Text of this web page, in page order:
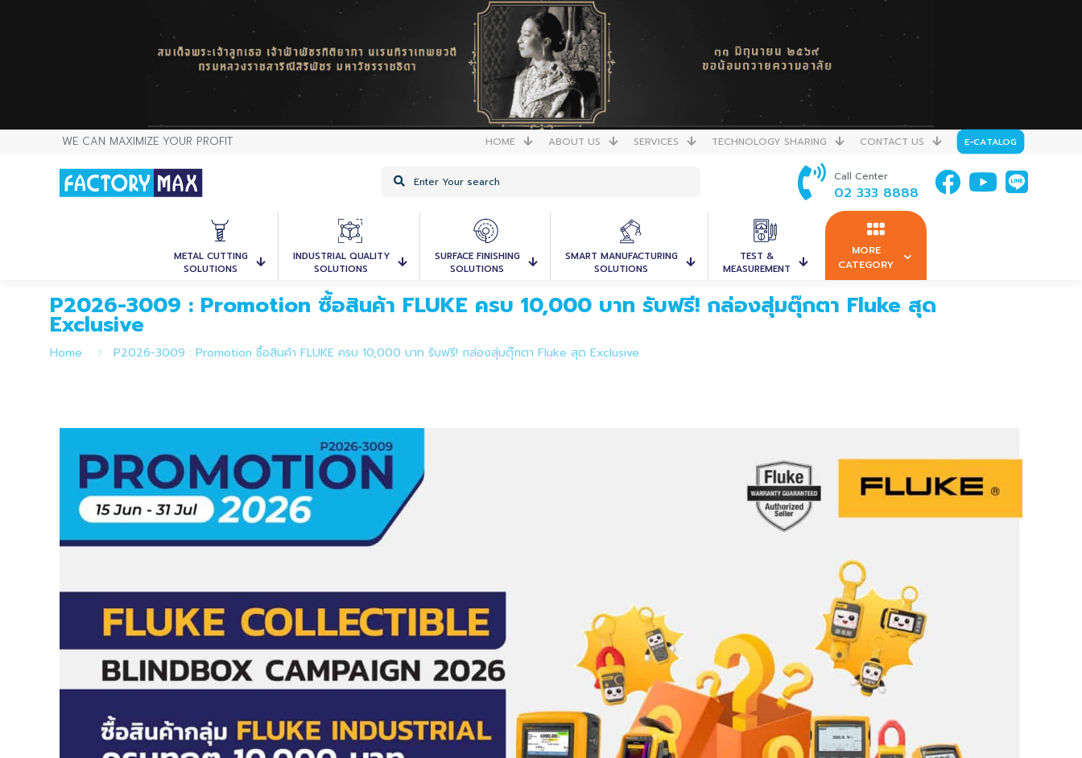
WE CAN MAXIMIZE YOUR PROFIT HOME ABOUT US SERVICES TECHNOLOGY SHARING CONTACT US E-CATALOG
Call Center
02 333 8888
METAL CUTTING
SOLUTIONS
INDUSTRIAL QUALITY
SOLUTIONS
SURFACE FINISHING
SOLUTIONS
SMART MANUFACTURING
SOLUTIONS
TEST &
MEASUREMENT
MORE
CATEGORY
P2026-3009 : Promotion ซื้อสินค้า FLUKE ครบ 10,000 บาท รับฟรี! กล่องสุ่มตุ๊กตา Fluke สุด
Exclusive
Home P2026-3009 : Promotion ซื้อสินค้า FLUKE ครบ 10,000 บาท รับฟรี! กล่องสุ่มตุ๊กตา Fluke สุด Exclusive